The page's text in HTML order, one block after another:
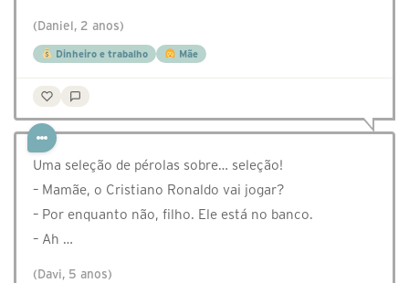
(Daniel, 2 anos)
Dinheiro e trabalho Mãe
Uma seleção de pérolas sobre… seleção!
– Mamãe, o Cristiano Ronaldo vai jogar?
– Por enquanto não, filho. Ele está no banco.
– Ah …
(Davi, 5 anos)